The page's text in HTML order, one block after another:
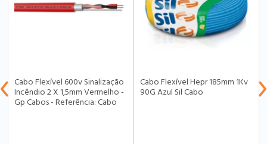
Cabo Flexível 600v Sinalização
Incêndio 2 X 1,5mm Vermelho -
Gp Cabos - Referência: Cabo
Cabo Flexível Hepr 185mm 1Kv
90G Azul Sil Cabo